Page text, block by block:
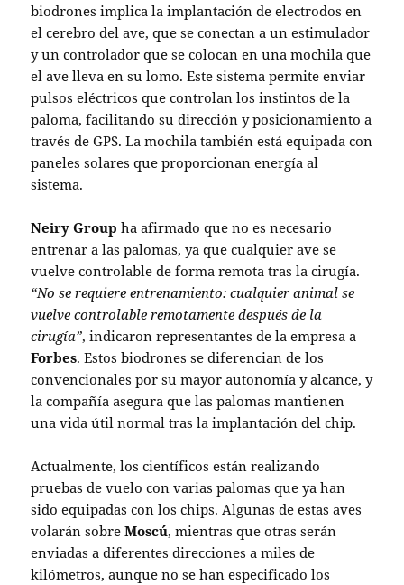
biodrones implica la implantación de electrodos en
el cerebro del ave, que se conectan a un estimulador
y un controlador que se colocan en una mochila que
el ave lleva en su lomo. Este sistema permite enviar
pulsos eléctricos que controlan los instintos de la
paloma, facilitando su dirección y posicionamiento a
través de GPS. La mochila también está equipada con
paneles solares que proporcionan energía al
sistema.
Neiry Group ha afirmado que no es necesario
entrenar a las palomas, ya que cualquier ave se
vuelve controlable de forma remota tras la cirugía.
“No se requiere entrenamiento: cualquier animal se
vuelve controlable remotamente después de la
cirugía”, indicaron representantes de la empresa a
Forbes. Estos biodrones se diferencian de los
convencionales por su mayor autonomía y alcance, y
la compañía asegura que las palomas mantienen
una vida útil normal tras la implantación del chip.
Actualmente, los científicos están realizando
pruebas de vuelo con varias palomas que ya han
sido equipadas con los chips. Algunas de estas aves
volarán sobreMoscú, mientras que otras serán
enviadas a diferentes direcciones a miles de
kilómetros, aunque no se han especificado los